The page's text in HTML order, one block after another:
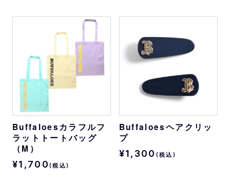
Buffaloesカラフルフ
ラットトートバッグ
（M）
¥1,700 (税込)
Buffaloesヘアクリッ
プ
¥1,300 (税込)